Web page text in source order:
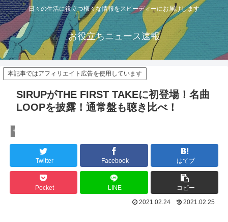
日々の生活に役立つ様々な情報をスピーディーにお届けします
お役立ちニュース速報
本記事ではアフィリエイト広告を使用しています
SIRUPがTHE FIRST TAKEに初登場！名曲
LOOPを披露！通常盤も聴き比べ！
音楽
Twitter Facebook はてブ
Pocket LINE
コピー
2021.02.24
2021.02.25